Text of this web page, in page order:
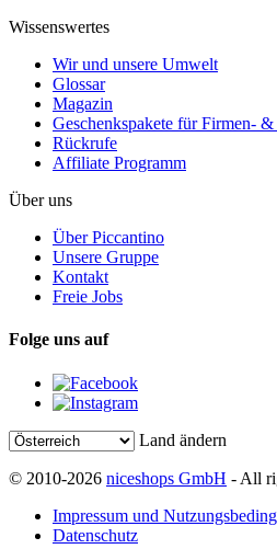
Wissenswertes
Wir und unsere Umwelt
Glossar
Magazin
Geschenkspakete für Firmen-
Rückrufe
Affiliate Programm
Über uns
Über Piccantino
Unsere Gruppe
Kontakt
Freie Jobs
Folge uns auf
Land ändern
© 2010-2026 niceshops GmbH - All
Impressum und
Datenschutz